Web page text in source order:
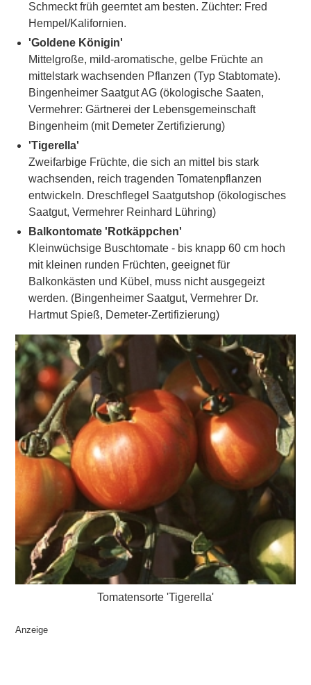
Schmeckt früh geerntet am besten. Züchter: Fred
Hempel/Kalifornien.
'Goldene Königin'
Mittelgroße, mild-aromatische, gelbe Früchte an
mittelstark wachsenden Pflanzen (Typ Stabtomate).
Bingenheimer Saatgut AG (ökologische Saaten,
Vermehrer: Gärtnerei der Lebensgemeinschaft
Bingenheim (mit Demeter Zertifizierung)
'Tigerella'
Zweifarbige Früchte, die sich an mittel bis stark
wachsenden, reich tragenden Tomatenpflanzen
entwickeln. Dreschflegel Saatgutshop (ökologisches
Saatgut, Vermehrer Reinhard Lühring)
Balkontomate 'Rotkäppchen'
Kleinwüchsige Buschtomate - bis knapp 60 cm hoch
mit kleinen runden Früchten, geeignet für
Balkonkästen und Kübel, muss nicht ausgegeizt
werden. (Bingenheimer Saatgut, Vermehrer Dr.
Hartmut Spieß, Demeter-Zertifizierung)
Tomatensorte 'Tigerella'
Anzeige